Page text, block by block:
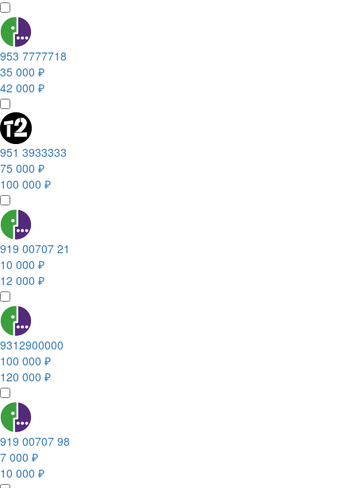
953 7777718
35 000 ₽
42 000 ₽
951 3933333
75 000 ₽
100 000 ₽
919 00707 21
10 000 ₽
12 000 ₽
9312900000
100 000 ₽
120 000 ₽
919 00707 98
7 000 ₽
10 000 ₽